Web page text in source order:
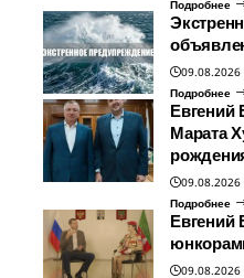
Подробнее
09.08.2026
Подробнее
Евгений
Марата
09.08.2026
Подробнее
Евгений
09.08.2026